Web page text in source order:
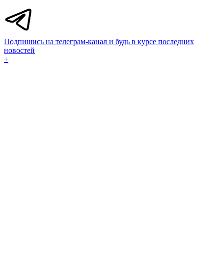
Подпишись на телеграм-канал и будь в курсе последних
новостей
+